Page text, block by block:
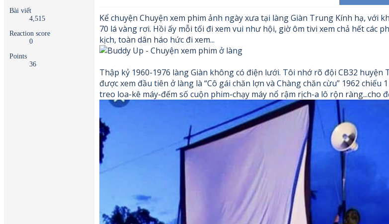
Bài viết
4,515
Reaction score
0
Points
36
Kể chuyện Chuyện xem phim ảnh ngày xưa tại làng Giàn Trung Kính hạ, với
70 lá vàng rơi. Hồi ấy mỗi tối đi xem vui như hội, giờ ôm tivi xem chả hết
kịch, toàn dân háo hức đi xem...
Thập kỷ 1960-1976 làng Giàn không có điện lưới. Tôi nhớ rõ đội CB32
được xem đầu tiên ở làng là “Cô gái chăn lợn và Chàng chăn cừu” 1962
treo loa-kê máy-đếm số cuộn phim-chạy máy nổ rậm rịch-a lô rộn ràng...cho